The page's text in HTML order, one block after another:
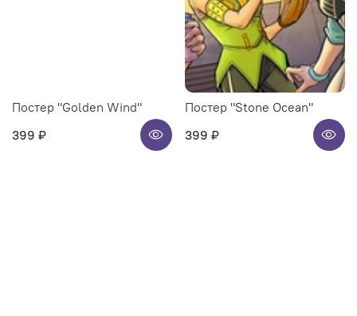
Постер "Golden Wind"
399 ₽
Постер "Stone Ocean"
399 ₽